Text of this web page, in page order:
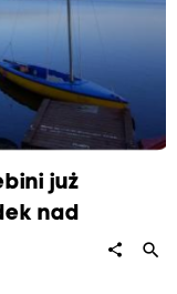
już
nad
share search